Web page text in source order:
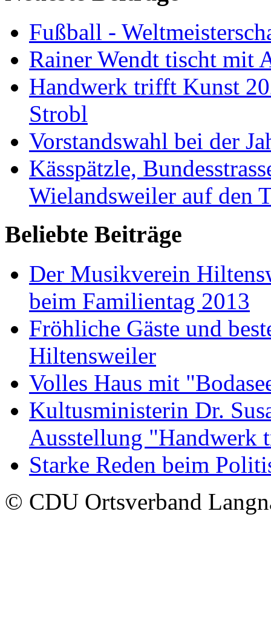
Fußball -
Rainer Wendt tischt mit
Handwerk trifft Kunst
Strobl
Vorstandswahl bei der
Kässpätzle,
Wielandsweiler auf den
Beliebte Beiträge
Der Musikverein
beim Familientag 2013
Fröhliche Gäste und
Hiltensweiler
Volles Haus mit
Kultusministerin Dr.
Ausstellung "Handwerk
Starke Reden beim
© CDU Ortsverband